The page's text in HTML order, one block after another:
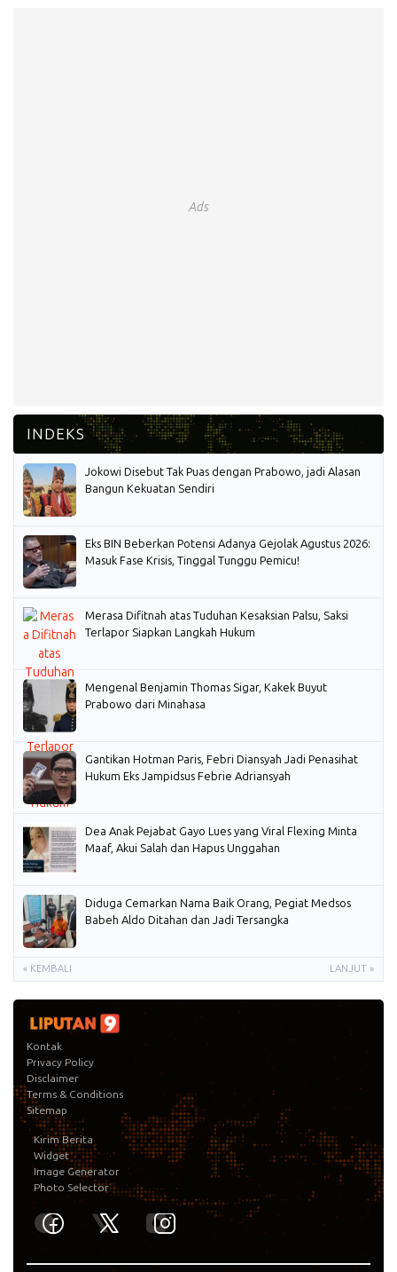
Ads
Jokowi Disebut Tak Puas dengan Prabowo, jadi Alasan
Bangun Kekuatan Sendiri
Eks BIN Beberkan Potensi Adanya Gejolak Agustus 2026:
Masuk Fase Krisis, Tinggal Tunggu Pemicu!
Merasa Difitnah atas Tuduhan Kesaksian Palsu, Saksi
Terlapor Siapkan Langkah Hukum
Mengenal Benjamin Thomas Sigar, Kakek Buyut
Prabowo dari Minahasa
Gantikan Hotman Paris, Febri Diansyah Jadi Penasihat
Hukum Eks Jampidsus Febrie Adriansyah
Dea Anak Pejabat Gayo Lues yang Viral Flexing Minta
Maaf, Akui Salah dan Hapus Unggahan
Diduga Cemarkan Nama Baik Orang, Pegiat Medsos
Babeh Aldo Ditahan dan Jadi Tersangka
« KEMBALI LANJUT »
Kontak
Privacy Policy
Disclaimer
Terms & Conditions
Sitemap
Kirim Berita
Widget
Image Generator
Photo Selector